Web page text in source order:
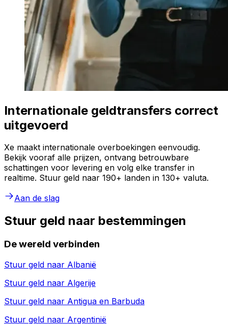
Internationale geldtransfers correct
uitgevoerd
Xe maakt internationale overboekingen eenvoudig.
Bekijk vooraf alle prijzen, ontvang betrouwbare
schattingen voor levering en volg elke transfer in
realtime. Stuur geld naar 190+ landen in 130+ valuta.
Aan de slag
Stuur geld naar bestemmingen
De wereld verbinden
Stuur geld naar Albanië
Stuur geld naar Algerije
Stuur geld naar Antigua en Barbuda
Stuur geld naar Argentinië